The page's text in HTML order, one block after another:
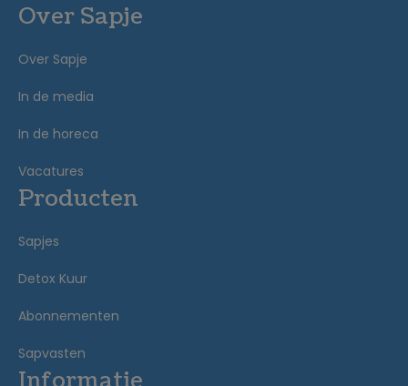
Over Sapje
Over Sapje
In de media
In de horeca
Vacatures
Producten
Sapjes
Detox Kuur
Abonnementen
Sapvasten